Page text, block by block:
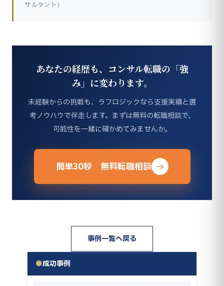
サルタント）
あなたの経歴も、コンサル転職の「強
み」に変わります。
未経験からの挑戦も、ラフロジックなら支援実績と選
考ノウハウで伴走します。まずは無料の転職相談で、
可能性を一緒に確かめてみませんか。
簡単30秒 無料転職相談
事例一覧へ戻る
●成功事例